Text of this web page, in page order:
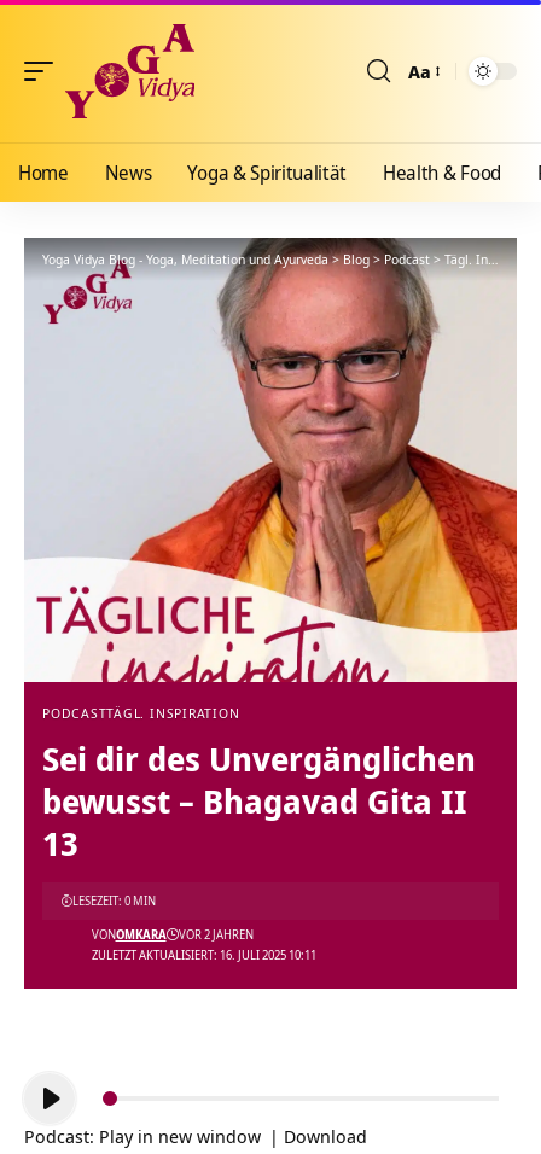
Aa
Home News Yoga & Spiritualität Health & Food
Yoga Vidya Blog - Yoga, Meditation und Ayurveda>Blog>Podcast>Tägl. Inspiration
PODCASTTÄGL. INSPIRATION
Sei dir des Unvergänglichen
bewusst – Bhagavad Gita II
13
ZULETZT AKTUALISIERT: 16. JULI 2025 10:11
VONOMKARA VOR 2 JAHREN
LESEZEIT: 0 MIN
Audio-
Player
Podcast: Play in new window | Download